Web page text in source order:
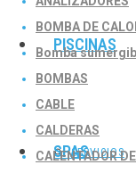
PISCINAS
SERVICIOS
SPAS
BOMBA DE
Bomba
BOMBAS
CABLE
CALDERAS
CALENTADOR